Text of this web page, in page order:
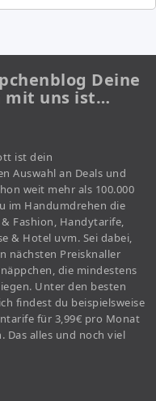
Deine
mit uns ist…
ist dein
Auswahl an Deals und
weit mehr als 100.000
im Handumdrehen die
Fashion, Handytarife,
& Hotel uvm. Sei dabei,
nächsten Preisknaller
die mindestens
Unter den besten
findest du beispielsweise
für 3,99€ pro Monat
Das alles und noch viel